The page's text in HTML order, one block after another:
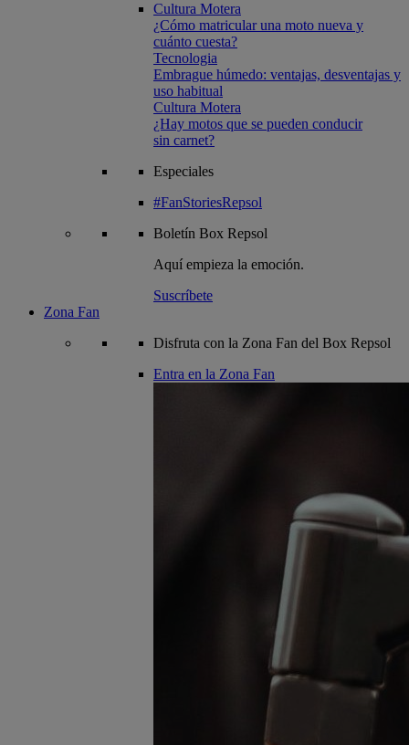
Cultura Motera
¿Cómo matricular una moto nueva y
cuánto cuesta?
Tecnologia
Embrague húmedo: ventajas, desventajas y
uso habitual
Cultura Motera
¿Hay motos que se pueden conducir
sin carnet?
Especiales
#FanStoriesRepsol
Boletín Box Repsol
Aquí empieza la emoción.
Suscríbete
Zona Fan
Disfruta con la Zona Fan del Box Repsol
Entra en la Zona Fan